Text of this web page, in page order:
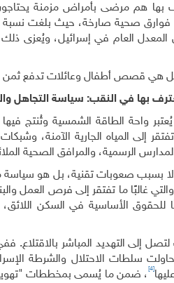
المعدل العام في إسرائيل، ويُعزى
هي قصص أطفال وعائلات تدفع ثمن
بها في النقب: سياسة التجاهل
واحة الطاقة الشمسية وتُنتج
إلى المياه الجارية الآمنة،
الرسمية، والمرافق الصحية
بسبب صعوبات تقنية، بل هو سياسة
غالبًا ما تفتقر إلى فرص العمل
الأساسية في السكن اللائق،
سلطات الاحتلال والشرطة
[4]، ضمن ما يُسمى بمخططات "تهويد